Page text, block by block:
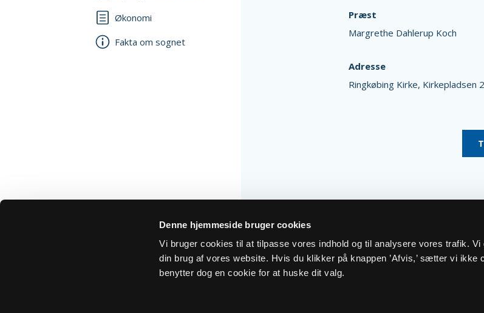
Denne hjemmeside bruger cookies
Vi bruger cookies til at tilpasse vores indhold og til analysere vores trafik.
din brug af vores website. Hvis du klikker på knappen ’Afvis,’ sætter vi ikke
benytter dog en cookie for at huske dit valg.
Økonomi
Fakta om sognet
Præst
Margrethe Dahlerup Koch
Adresse
Ringkøbing Kirke, Kirkepladsen